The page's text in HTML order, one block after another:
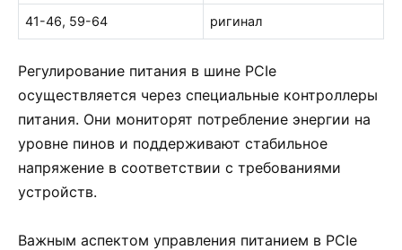
41-46, 59-64 ригинал
Регулирование питания в шине PCIe
осуществляется через специальные контроллеры
питания. Они мониторят потребление энергии на
уровне пинов и поддерживают стабильное
напряжение в соответствии с требованиями
устройств.
Важным аспектом управления питанием в PCIe